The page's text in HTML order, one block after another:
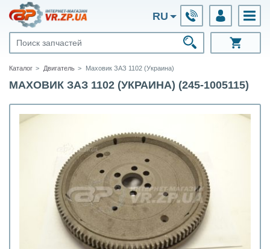
RU
Каталог Двигатель Маховик ЗАЗ 1102 (Украина)
МАХОВИК ЗАЗ 1102 (УКРАИНА) (245-1005115)